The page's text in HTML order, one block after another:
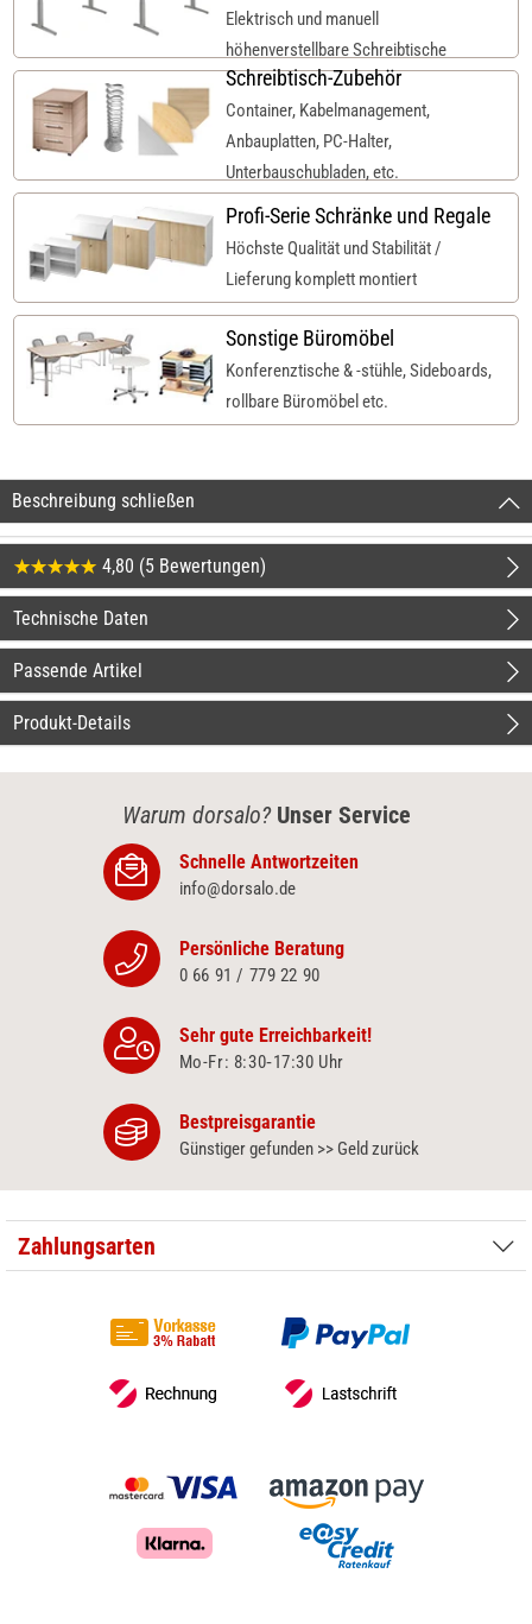
Elektrisch und manuell
höhenverstellbare Schreibtische
Schreibtisch-Zubehör
Container, Kabelmanagement,
Anbauplatten, PC-Halter,
Unterbauschubladen, etc.
Profi-Serie Schränke und Regale
Höchste Qualität und Stabilität /
Lieferung komplett montiert
Sonstige Büromöbel
Konferenztische & -stühle, Sideboards,
rollbare Büromöbel etc.
Beschreibung schließen
4,80 (5 Bewertungen)
Technische Daten
Passende Artikel
Produkt-Details
Warum dorsalo? Unser Service
Schnelle Antwortzeiten
info@dorsalo.de
Persönliche Beratung
0 66 91 / 779 22 90
Sehr gute Erreichbarkeit!
Mo-Fr: 8:30‑17:30 Uhr
Bestpreisgarantie
Günstiger gefunden >> Geld zurück
Zahlungsarten